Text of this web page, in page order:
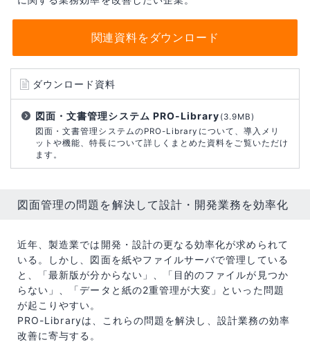
関連資料をダウンロード
ダウンロード資料
図面・文書管理システム PRO-Library (3.9MB)
図面・文書管理システムのPRO-Libraryについて、導入メリ
ットや機能、特長について詳しくまとめた資料をご覧いただけ
ます。
図面管理の問題を解決して設計・開発業務を効率化
近年、製造業では開発・設計の更なる効率化が求められて
いる。しかし、図面を紙やファイルサーバで管理している
と、「最新版が分からない」、「目的のファイルが見つか
らない」、「データと紙の2重管理が大変」といった問題
が起こりやすい。
PRO-Libraryは、これらの問題を解決し、設計業務の効率
改善に寄与する。